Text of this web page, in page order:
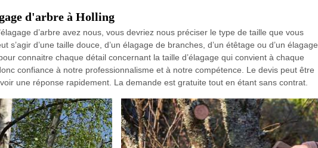
d'arbre à Holling
d’arbre avez nous, vous devriez nous préciser le type de taille que vous
s’agir d’une taille douce, d’un élagage de branches, d’un étêtage ou d’un élagage
connaitre chaque détail concernant la taille d’élagage qui convient à chaque
confiance à notre professionnalisme et à notre compétence. Le devis peut être
une réponse rapidement. La demande est gratuite tout en étant sans contrat.